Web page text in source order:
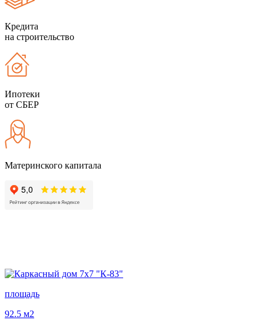
Кредита
на строительство
Ипотеки
от СБЕР
Материнского капитала
площадь
92.5 м2